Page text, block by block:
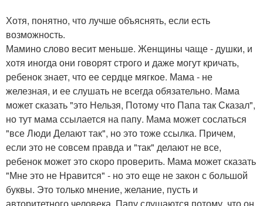
Хотя, понятно, что лучше объяснять, если есть
возможность.
Мамино слово весит меньше. Женщины чаще - душки, и
хотя иногда они говорят строго и даже могут кричать,
ребенок знает, что ее сердце мягкое. Мама - не
железная, и ее слушать не всегда обязательно. Мама
может сказать "это Нельзя, Потому что Папа так Сказал",
но тут мама ссылается на папу. Мама может сослаться
"все Люди Делают так", но это тоже ссылка. Причем,
если это не совсем правда и "так" делают не все,
ребенок может это скоро проверить. Мама может сказать
"Мне это не Нравится" - но это еще не закон с большой
буквы. Это только мнение, желание, пусть и